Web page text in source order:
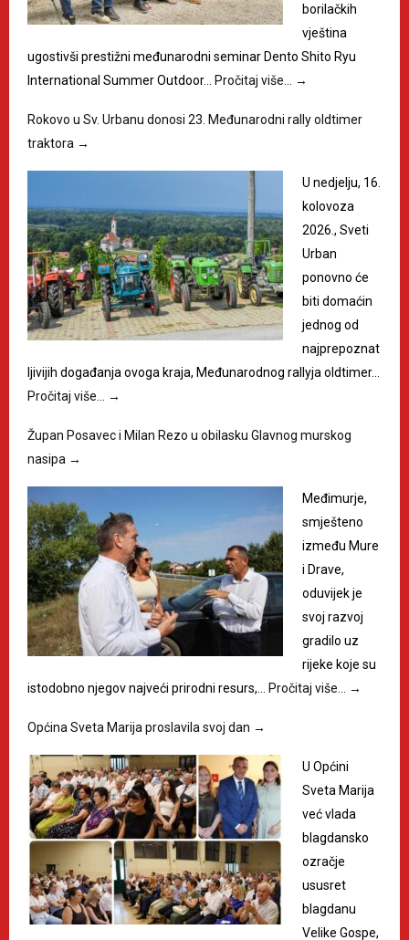
borilačkih
vještina
ugostivši prestižni međunarodni seminar Dento Shito Ryu
International Summer Outdoor…
Pročitaj više… →
Rokovo u Sv. Urbanu donosi 23. Međunarodni rally oldtimer
traktora →
U nedjelju, 16.
kolovoza
2026., Sveti
Urban
ponovno će
biti domaćin
jednog od
najprepoznat
ljivijih događanja ovoga kraja, Međunarodnog rallyja oldtimer…
Pročitaj više…
→
Župan Posavec i Milan Rezo u obilasku Glavnog murskog
nasipa →
Međimurje,
smješteno
između Mure
i Drave,
oduvijek je
svoj razvoj
gradilo uz
rijeke koje su
istodobno njegov najveći prirodni resurs,…
Pročitaj više… →
Općina Sveta Marija proslavila svoj dan →
U Općini
Sveta Marija
već vlada
blagdansko
ozračje
ususret
blagdanu
Velike Gospe,